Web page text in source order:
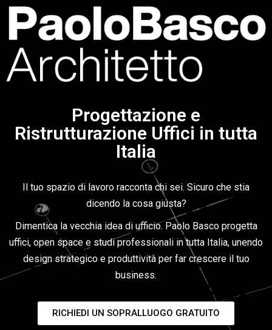
Progettazione e
Ristrutturazione Uffici in tutta
Italia
Il tuo spazio di lavoro racconta chi sei. Sicuro che stia
dicendo la cosa giusta?
Dimentica la vecchia idea di ufficio. Paolo Basco progetta
uffici, open space e studi professionali in tutta Italia, unendo
design strategico e produttività per far crescere il tuo
business.
RICHIEDI UN SOPRALLUOGO GRATUITO